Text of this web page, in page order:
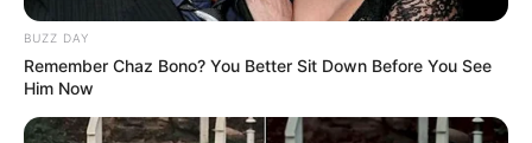
BUZZ DAY
Remember Chaz Bono? You Better Sit Down Before You See
Him Now